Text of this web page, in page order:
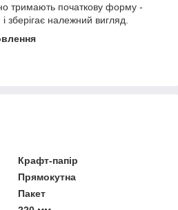
тримають початкову форму -
зберігає належний вигляд.
Крафт-папір
Прямокутна
Пакет